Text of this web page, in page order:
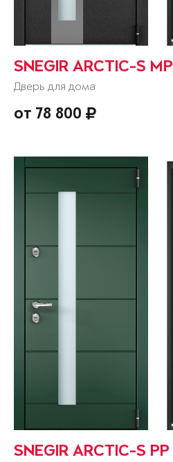
SNEGIR ARCTIC-S MP
Дверь для дома
от 78 800
SNEGIR ARCTIC-S PP